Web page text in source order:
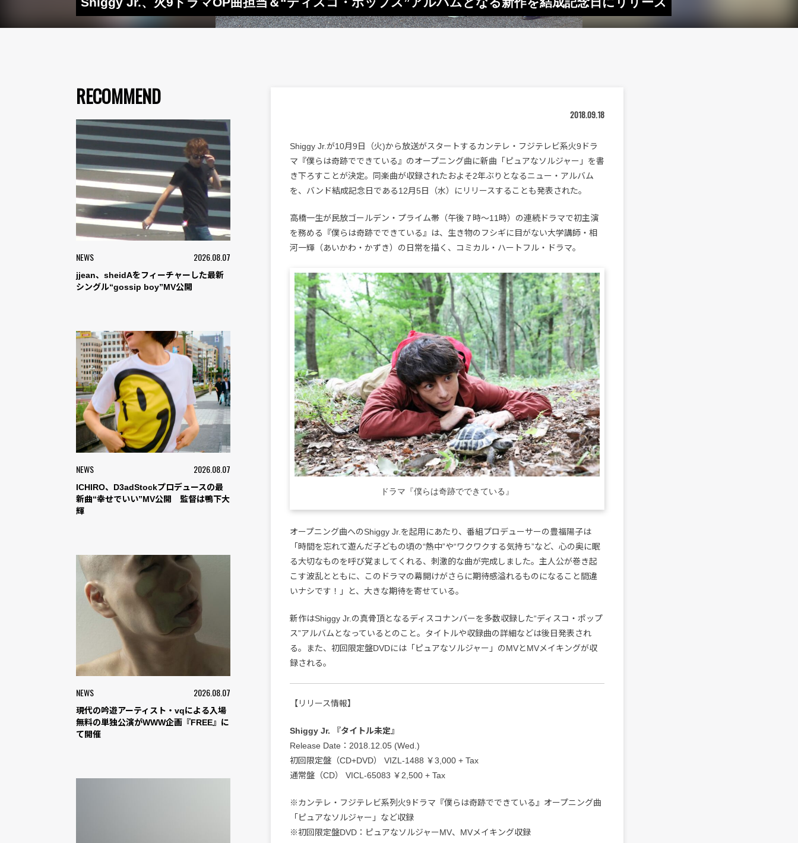
RECOMMEND
NEWS 2026.08.07
jjean、sheidAをフィーチャーした最新
シングル“gossip boy”MV公開
NEWS 2026.08.07
ICHIRO、D3adStockプロデュースの最
新曲“幸せでいい”MV公開 監督は鴨下大
輝
NEWS 2026.08.07
現代の吟遊アーティスト・vqによる入場
無料の単独公演がWWW企画『FREE』に
て開催
2018.09.18
Shiggy Jr.が10月9日（火)から放送がスタートするカンテレ・フジテレビ系火9ドラ
マ『僕らは奇跡でできている』のオープニング曲に新曲「ピュアなソルジャー」を書
き下ろすことが決定。同楽曲が収録されたおよそ2年ぶりとなるニュー・アルバム
を、バンド結成記念日である12月5日（水）にリリースすることも発表された。
高橋一生が民放ゴールデン・プライム帯（午後７時～11時）の連続ドラマで初主演
を務める『僕らは奇跡でできている』は、生き物のフシギに目がない大学講師・相
河一輝（あいかわ・かずき）の日常を描く、コミカル・ハートフル・ドラマ。
ドラマ『僕らは奇跡でできている』
オープニング曲へのShiggy Jr.を起用にあたり、番組プロデューサーの豊福陽子は
「時間を忘れて遊んだ子どもの頃の“熱中”や“ワクワクする気持ち”など、心の奥に眠
る大切なものを呼び覚ましてくれる、刺激的な曲が完成しました。主人公が巻き起
こす波乱とともに、このドラマの幕開けがさらに期待感溢れるものになること間違
いナシです！」と、大きな期待を寄せている。
新作はShiggy Jr.の真骨頂となるディスコナンバーを多数収録した“ディスコ・ポップ
ス”アルバムとなっているとのこと。タイトルや収録曲の詳細などは後日発表され
る。また、初回限定盤DVDには「ピュアなソルジャー」のMVとMVメイキングが収
録される。
【リリース情報】
Shiggy Jr. 『タイトル未定』
Release Date：2018.12.05 (Wed.)
初回限定盤（CD+DVD） VIZL-1488 ￥3,000 + Tax
通常盤（CD） VICL-65083 ￥2,500 + Tax
※カンテレ・フジテレビ系列火9ドラマ『僕らは奇跡でできている』オープニング曲
「ピュアなソルジャー」など収録
※初回限定盤DVD：ピュアなソルジャーMV、MVメイキング収録